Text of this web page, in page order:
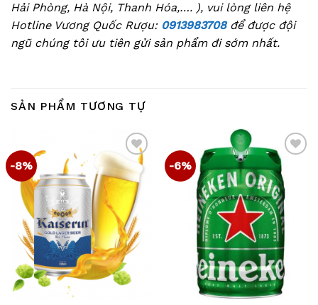
Hải Phòng, Hà Nội, Thanh Hóa,…. ), vui lòng liên hệ
Hotline Vương Quốc Rượu: 0913983708 để được đội
ngũ chúng tôi ưu tiên gửi sản phẩm đi sớm nhất.
SẢN PHẨM TƯƠNG TỰ
-8%
Add
to
wishlist
-6%
Add
wishlist